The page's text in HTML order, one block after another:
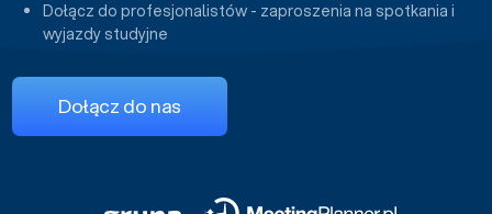
Dołącz do profesjonalistów - zaproszenia na spotkania i
wyjazdy studyjne
Dołącz do nas